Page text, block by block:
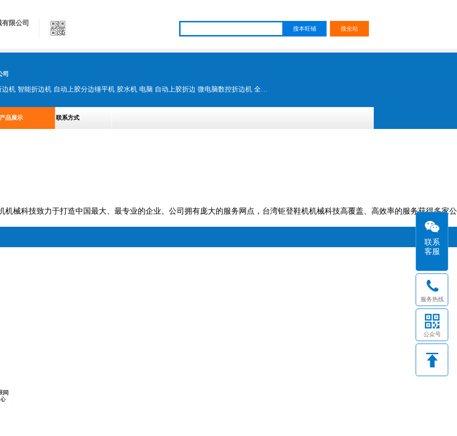
限公司
司
电脑自动上胶折边机 智能折边机 自动上胶分边锤平机 胶水机 电脑 自动上胶折边 微电脑数控折边机 全自动铆钉机 中底包边机 自动上胶中底包条机 自动上胶分边锤平机 胶水机 带刀片皮机
产品展示 联系方式
械科技致力于打造中国最大、最专业的企业。公司拥有庞大的服务网点，台湾钜登鞋机机械科技高覆盖、高效率的服务获得多家公
联系
客服
服务热线
公众号